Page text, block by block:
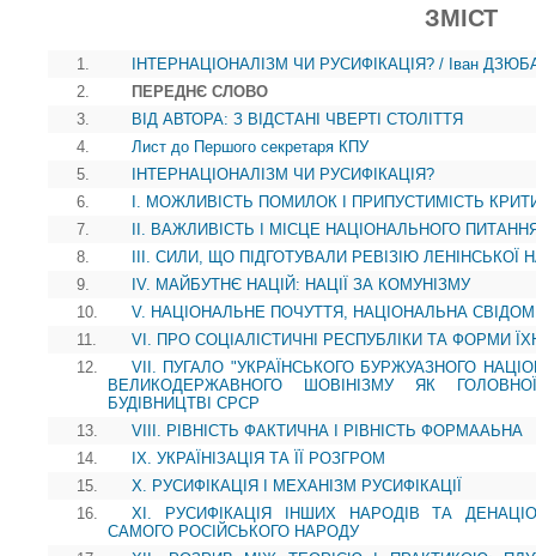
ЗМІСТ
1.
ІНТЕРНАЦІОНАЛІЗМ ЧИ РУСИФІКАЦІЯ? / Іван
2.
ПЕРЕДНЄ СЛОВО
3.
ВІД АВТОРА: З ВІДСТАНІ ЧВЕРТІ СТОЛІТТЯ
4.
Лист до Першого секретаря КПУ
5.
ІНТЕРНАЦІОНАЛІЗМ ЧИ РУСИФІКАЦІЯ?
6.
I. МОЖЛИВІСТЬ ПОМИЛОК І ПРИПУСТИМІСТЬ
7.
II. ВАЖЛИВІСТЬ І MICЦE НАЦІОНАЛЬНОГО
8.
III. СИЛИ, ЩО ПІДГОТУВАЛИ РЕВІЗІЮ ЛЕНІНСЬКОЇ
9.
IV. МАЙБУТНЄ НАЦІЙ: НАЦІЇ ЗА КОМУНІЗМУ
10.
V. НАЦІОНАЛЬНЕ ПОЧУТТЯ, НАЦІОНАЛЬНА
11.
VI. ПРО СОЦІАЛІСТИЧНІ РЕСПУБЛІКИ ТА ФОРМИ
12.
VII. ПУГАЛО "УКРАЇНСЬКОГО БУРЖУАЗНОГО
ВЕЛИКОДЕРЖАВНОГО ШОВІНІЗМУ ЯК
БУДІВНИЦТВІ СРСР
13.
VIII. РІВНІСТЬ ФАКТИЧНА І РІВНІСТЬ ФОРМААЬНА
14.
IX. УКРАЇНІЗАЦІЯ ТА ЇЇ РОЗГРОМ
15.
X. РУСИФІКАЦІЯ І МЕХАНІЗМ РУСИФІКАЦІЇ
16.
XI. РУСИФІКАЦІЯ ІНШИХ НАРОДІВ ТА
САМОГО РОСІЙСЬКОГО НАРОДУ